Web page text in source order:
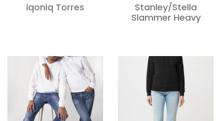
iqoniq Torres
Stanley/Stella
Slammer Heavy